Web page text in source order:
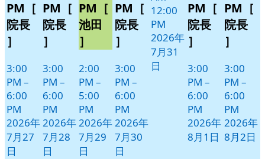
PM［
院長
］
3:00
PM –
6:00
PM
2026年
7月27
日
PM［
院長
］
3:00
PM –
6:00
PM
2026年
7月28
日
PM［
池田
］
2:00
PM –
5:00
PM
2026年
7月29
日
PM［
院長
］
3:00
PM –
6:00
PM
2026年
7月30
日
12:00
PM
2026年
7月31
日
PM［
院長
］
3:00
PM –
6:00
PM
2026年
8月1日
PM［
院長
］
3:00
PM –
6:00
PM
2026年
8月2日